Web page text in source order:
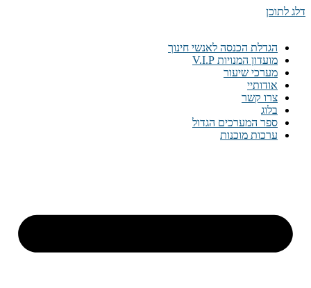
דלג לתוכן
הגדלת הכנסה לאנשי חינוך
מועדון המנויות V.I.P
מערכי שיעור
אודותיי
צרו קשר
בלוג
ספר המערכים הגדול
ערכות מוכנות